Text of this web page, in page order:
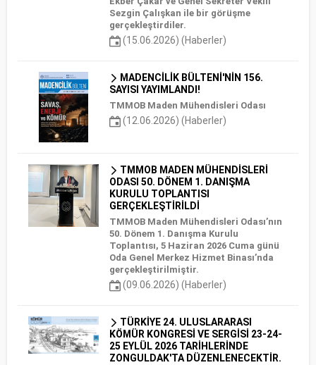
Sezgin Çalışkan ile bir görüşme
gerçekleştirdiler.
(15.06.2026) (Haberler)
MADENCİLİK BÜLTENİ'NİN 156.
SAYISI YAYIMLANDI!
TMMOB Maden Mühendisleri Odası
(12.06.2026) (Haberler)
TMMOB MADEN MÜHENDİSLERİ
ODASI 50. DÖNEM 1. DANIŞMA
KURULU TOPLANTISI
GERÇEKLEŞTİRİLDİ
TMMOB Maden Mühendisleri Odası’nın
50. Dönem 1. Danışma Kurulu
Toplantısı, 5 Haziran 2026 Cuma günü
Oda Genel Merkez Hizmet Binası’nda
gerçekleştirilmiştir.
(09.06.2026) (Haberler)
TÜRKİYE 24. ULUSLARARASI
KÖMÜR KONGRESİ VE SERGİSİ 23-24-
25 EYLÜL 2026 TARİHLERİNDE
ZONGULDAK'TA DÜZENLENECEKTİR.